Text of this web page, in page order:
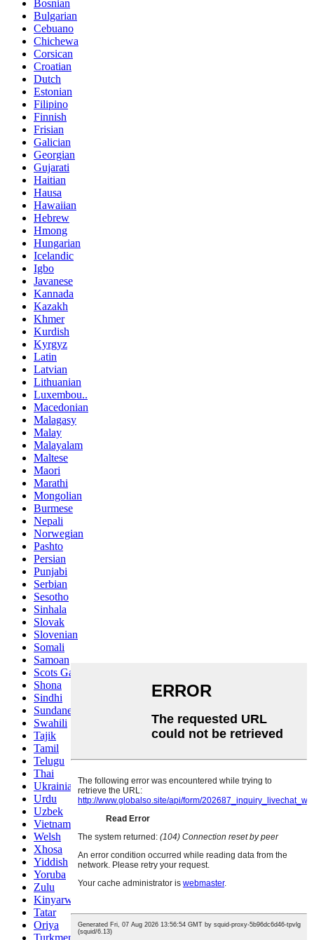
Bosnian
Bulgarian
Cebuano
Chichewa
Corsican
Croatian
Dutch
Estonian
Filipino
Finnish
Frisian
Galician
Georgian
Gujarati
Haitian
Hausa
Hawaiian
Hebrew
Hmong
Hungarian
Icelandic
Igbo
Javanese
Kannada
Kazakh
Khmer
Kurdish
Kyrgyz
Latin
Latvian
Lithuanian
Luxembou..
Macedonian
Malagasy
Malay
Malayalam
Maltese
Maori
Marathi
Mongolian
Burmese
Nepali
Norwegian
Pashto
Persian
Punjabi
Serbian
Sesotho
Sinhala
Slovak
Slovenian
Somali
Samoan
Scots Gaelic
Shona
Sindhi
Sundanese
Swahili
Tajik
Tamil
Telugu
Thai
Ukrainian
Urdu
Uzbek
Vietnamese
Welsh
Xhosa
Yiddish
Yoruba
Zulu
Kinyarwanda
Tatar
Oriya
Turkmen